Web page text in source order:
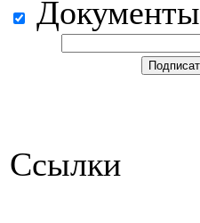
Документы
Ссылки